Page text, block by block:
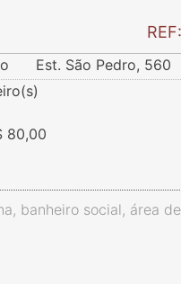
REF:
Est. São Pedro, 560
80,00
banheiro social, área